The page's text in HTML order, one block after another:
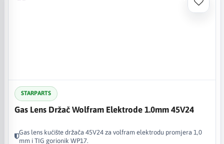
STARPARTS
Gas Lens Držač Wolfram Elektrode 1.0mm 45V24
Gas lens kućište držača 45V24 za volfram elektrodu promjera 1,0
mm i TIG gorionik WP17.